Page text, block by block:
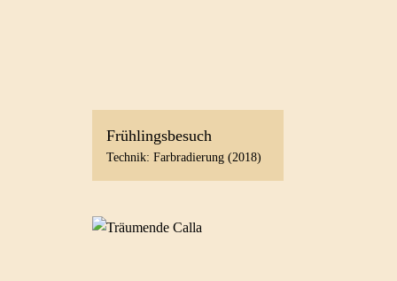
Frühlingsbesuch
Technik: Farbradierung (2018)